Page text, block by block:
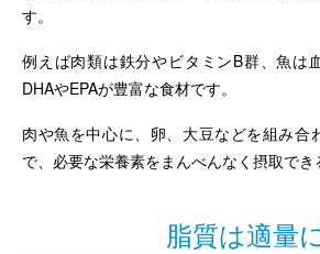
す。
例えば肉類は鉄分やビタミンB群、魚は
DHAやEPAが豊富な食材です。
肉や魚を中心に、卵、大豆などを組み合
で、必要な栄養素をまんべんなく摂取でき
脂質は適量